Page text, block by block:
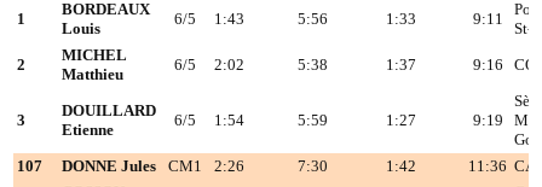
1
BORDEAUX
Louis
6/5 1:43 5:56 1:33 9:11
St-
2
MICHEL
Matthieu
6/5 2:02 5:38 1:37 9:16
3
DOUILLARD
Etienne
6/5 1:54 5:59 1:27 9:19
107
DONNE Jules CM1 2:26 7:30 1:42 11:36